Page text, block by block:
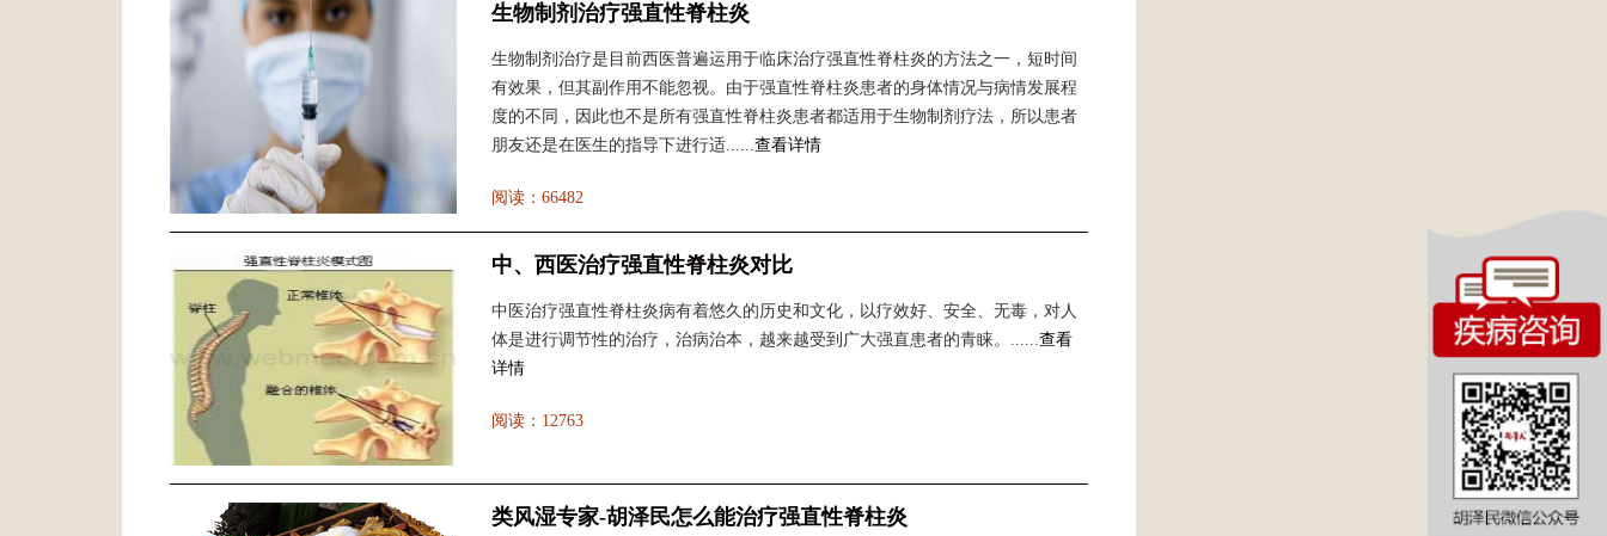
生物制剂治疗强直性脊柱炎
生物制剂治疗是目前西医普遍运用于临床治疗强直性脊柱炎的方法之一，短时间
有效果，但其副作用不能忽视。由于强直性脊柱炎患者的身体情况与病情发展程
度的不同，因此也不是所有强直性脊柱炎患者都适用于生物制剂疗法，所以患者
朋友还是在医生的指导下进行适......查看详情
阅读： 66482
中、西医治疗强直性脊柱炎对比
中医治疗强直性脊柱炎病有着悠久的历史和文化，以疗效好、安全、无毒，对人
体是进行调节性的治疗，治病治本，越来越受到广大强直患者的青睐。......查看
详情
阅读： 12763
类风湿专家-胡泽民怎么能治疗强直性脊柱炎